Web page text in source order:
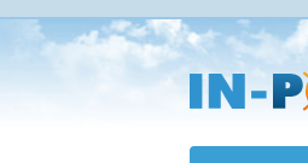
Přejít
na
hlavní
obsah